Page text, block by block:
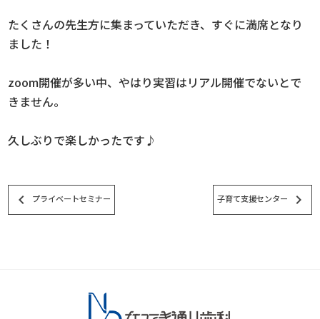
たくさんの先生方に集まっていただき、すぐに満席となり
ました！
zoom開催が多い中、やはり実習はリアル開催でないとで
きません。
久しぶりで楽しかったです♪
keyboard_arrow_left プライベートセミナー 子育て支援センター keyboard_arrow_right